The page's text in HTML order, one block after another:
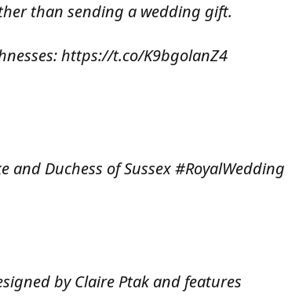
than sending a wedding gift.
https://t.co/K9bgolanZ4
and Duchess of Sussex#RoyalWedding
by Claire Ptak and features